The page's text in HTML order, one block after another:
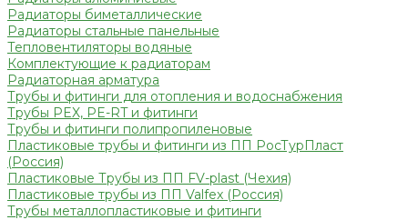
Радиаторы биметаллические
Радиаторы стальные панельные
Тепловентиляторы водяные
Комплектующие к радиаторам
Радиаторная арматура
Трубы и фитинги для отопления и водоснабжения
Трубы PEX, PE-RT и фитинги
Трубы и фитинги полипропиленовые
Пластиковые трубы и фитинги из ПП РосТурПласт
(Россия)
Пластиковые Трубы из ПП FV-plast (Чехия)
Пластиковые трубы из ПП Valfex (Россия)
Трубы металлопластиковые и фитинги